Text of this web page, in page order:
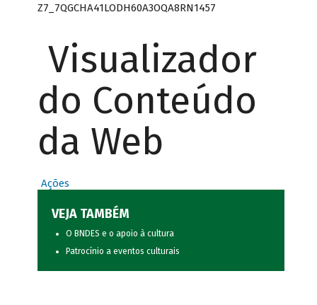
Z7_7QGCHA41LODH60A3OQA8RN1457
Visualizador
do Conteúdo
da Web
Ações
VEJA TAMBÉM
O BNDES e o apoio à cultura
Patrocínio a eventos culturais